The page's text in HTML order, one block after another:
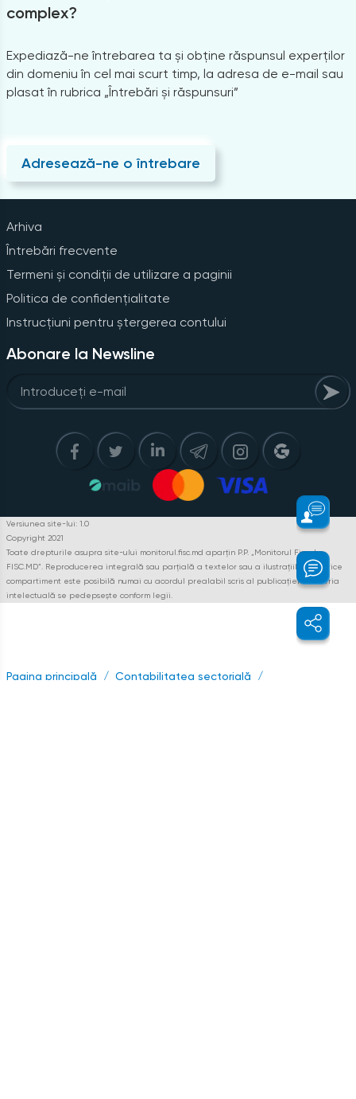
complex?
Expediază-ne întrebarea ta și obține răspunsul experților
din domeniu în cel mai scurt timp, la adresa de e-mail sau
plasat în rubrica „Întrebări și răspunsuri”
Adresează-ne o întrebare
Arhiva
Întrebări frecvente
Termeni și condiții de utilizare a paginii
Politica de confidențialitate
Instrucțiuni pentru ștergerea contului
Abonare la Newsline
Versiunea site-lui: 1.0
Copyright 2021
Toate drepturile asupra site-ului monitorul.fisc.md aparțin P.P. „Monitorul Fiscal
FISC.MD”. Reproducerea integrală sau parțială a textelor sau a ilustrațiilor din orice
compartiment este posibilă numai cu acordul prealabil scris al publicației. Pirateria
intelectuală se pedepsește conform legii.
Pagina principală
Contabilitatea sectorială